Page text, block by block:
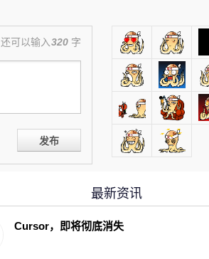
还可以输入320 字
发布
最新资讯
Cursor，即将彻底消失